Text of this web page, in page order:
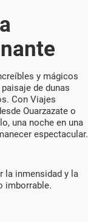
y mágicos
de dunas
Con Viajes
Ouarzazate o
una noche en una
espectacular.
la inmensidad y la
imborrable.